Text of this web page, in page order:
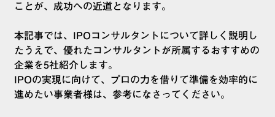
ことが、成功への近道となります。
本記事では、IPOコンサルタントについて詳しく説明し
たうえで、優れたコンサルタントが所属するおすすめの
企業を5社紹介します。
IPOの実現に向けて、プロの力を借りて準備を効率的に
進めたい事業者様は、参考になさってください。